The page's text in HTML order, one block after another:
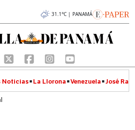
31.1°C | PANAMÁ
Noticias La Llorona Venezuela José